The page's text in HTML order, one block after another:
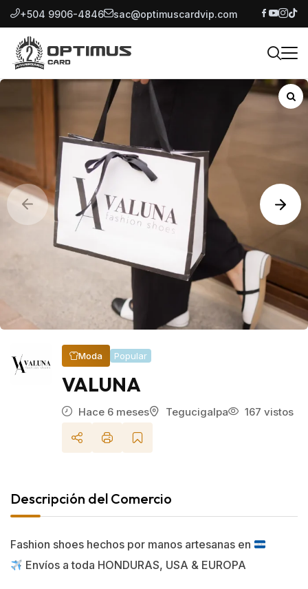
+504 9906-4846 sac@optimuscardvip.com
Moda Popular
VALUNA
Hace 6 meses Tegucigalpa 167 vistos
Descripción del Comercio
Fashion shoes hechos por manos artesanas en
Envíos a toda HONDURAS, USA & EUROPA